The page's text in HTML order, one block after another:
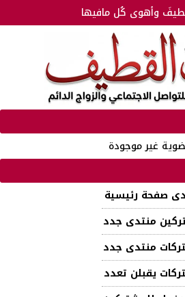
وأهوى كُل مافيها
غير موجودة
صفحة رئيسية
منتدى جدد
منتدى جدد
يقبلن تعدد